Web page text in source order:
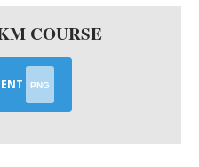
COURSE
PNG